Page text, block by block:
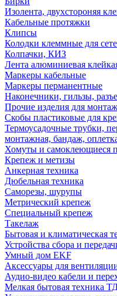
Изолента, двухстороняя
Кабельные протяжки
Клипсы
Колодки клеммные для
Колпачки, КИЗ
Лента алюминиевая
Маркеры кабельные
Маркеры перманентные
Наконечники, гильзы,
Прочие изделия для
Скобы пластиковые для
Термоусадочные трубки,
монтажная, бандаж,
Хомуты и самоклеющиеся
Крепеж и метизы
Анкерная техника
Дюбельная техника
Саморезы, шурупы
Метрический крепеж
Специальный крепеж
Такелаж
Бытовая и климатическая
Устройства сбора и
Умный дом EKF
Аксессуары для
Аудио-видео кабели и
Мелкая бытовая техника